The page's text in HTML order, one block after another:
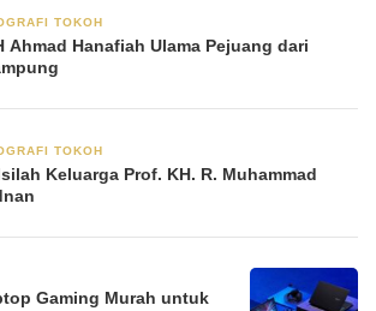
TOKOH
Ahmad Hanafiah Ulama Pejuang dari
TOKOH
Keluarga Prof. KH. R. Muhammad
Gaming Murah untuk